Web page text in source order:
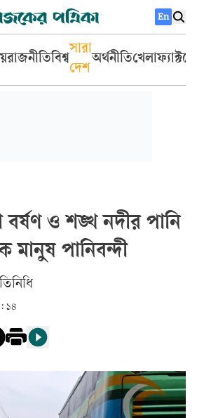
En
রাজনীতিবিশ্ব
সারা
দেশ
অর্থনীতিখেলা
বর্ষণ ও শঙ্খ নদীর পানি
মানুষ পানিবন্দী
১৪